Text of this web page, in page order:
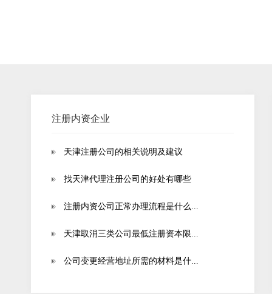
注册内资企业
天津注册公司的相关说明及建议
找天津代理注册公司的好处有哪些
注册内资公司正常办理流程是什么...
天津取消三类公司最低注册资本限...
公司变更经营地址所需的材料是什...